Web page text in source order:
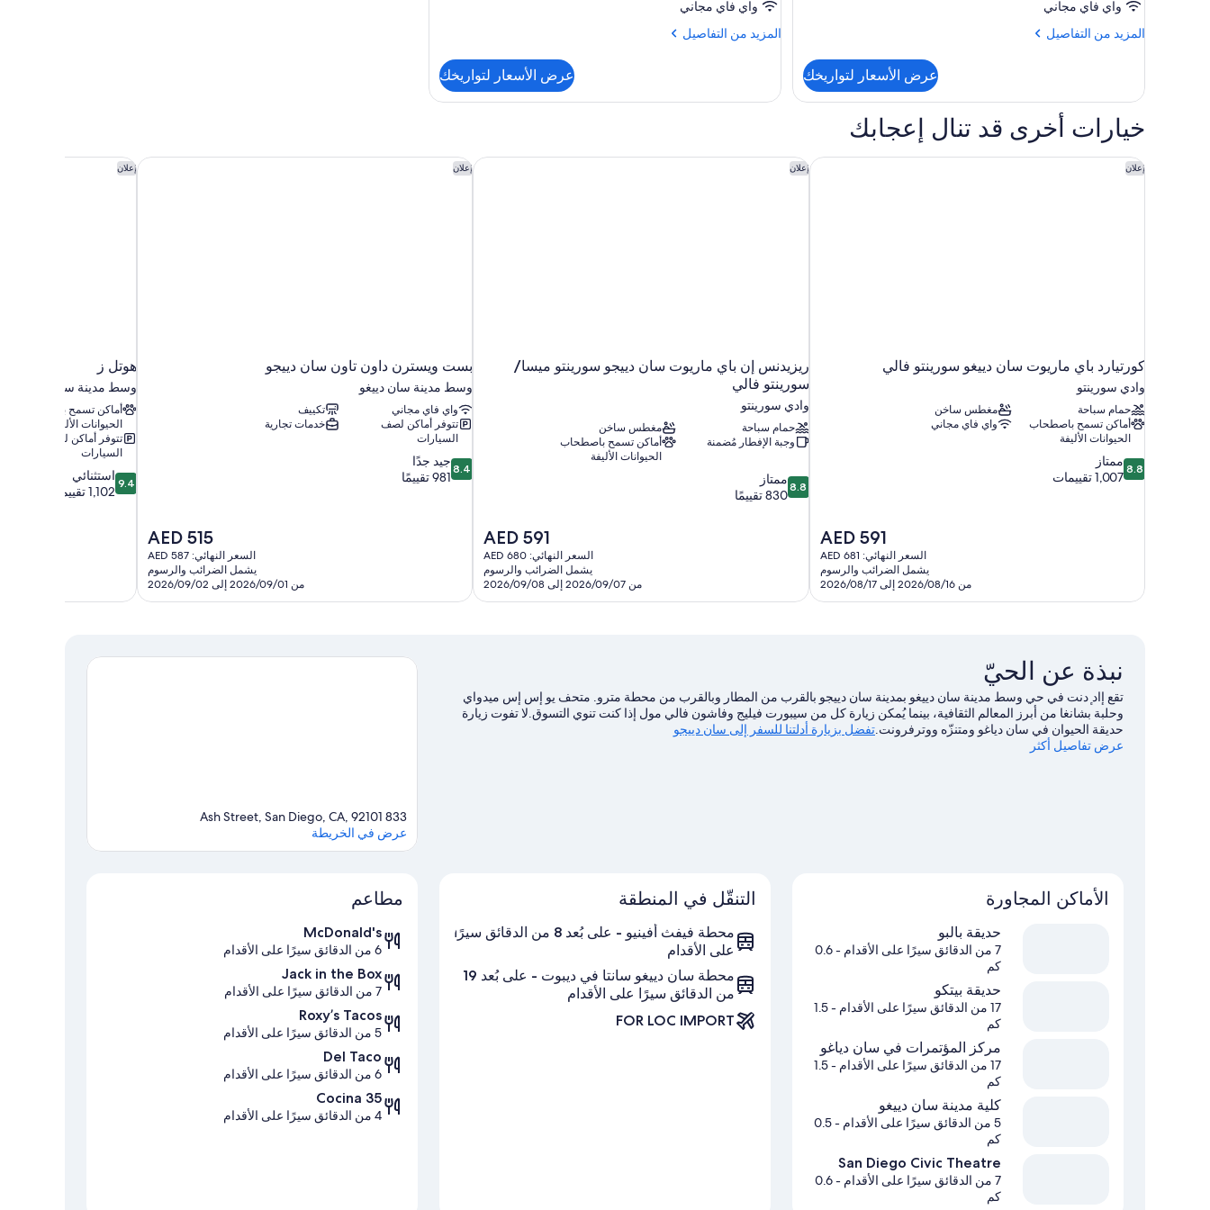
واي فاي مجاني
المزيد من التفاصيل
المزيد
الغرفة
عرض الأسعار لتواريخك
واي فاي مجاني
المزيد من التفاصيل
المزيد
الغرفة
عرض الأسعار لتواريخك
خيارات أخرى قد تنال إعجابك
إعلان
كورتيارد باي ماريوت سان دييغو سورينتو فالي
وادي سورينتو
حمام سباحة
مغطس ساخن
أماكن تسمح باصطحاب
الحيوانات الأليفة
واي فاي مجاني
8.8
من
8.8 ممتاز
1,007 تقييمات
السعر
الحالي
هو
AED
591
AED 591
السعر النهائي: AED 681
يشمل الضرائب والرسوم
من 2026/08/16 إلى 2026/08/17
كورتيارد باي ماريوت سان دييغو سورينتو فالي إعلان
ريزيدنس إن باي ماريوت سان دييجو سورينتو ميسا/
سورينتو فالي
وادي سورينتو
حمام سباحة
مغطس ساخن
وجبة الإفطار مُضمنة
أماكن تسمح باصطحاب
الحيوانات الأليفة
8.8
من
8.8 ممتاز
830 تقييمًا
السعر
الحالي
هو
AED
591
AED 591
السعر النهائي: AED 680
يشمل الضرائب والرسوم
من 2026/09/07 إلى 2026/09/08
ريزيدنس إن باي ماريوت سان دييجو سورينتو ميسا/سورينتو فالي
إعلان
بست ويسترن داون تاون سان دييجو
وسط مدينة سان دييغو
واي فاي مجاني
تكييف
تتوفر أماكن لصف
السيارات
خدمات تجارية
8.4
من
8.4جيد جدًا
981 تقييمًا
السعر
الحالي
هو
AED
515
AED 515
السعر النهائي: AED 587
يشمل الضرائب والرسوم
من 2026/09/01 إلى 2026/09/02
بست ويسترن داون تاون سان دييجو إعلان
هوتل ز
وسط مدينة سان دييغو
أماكن تسمح باصطحاب
الحيوانات الأليفة
تتوفر أماكن لصف
السيارات
9.4
من
9.4استثنائي
1,102 تقييم
هوتل ز
نبذة عن الحيّ
تقع إاد ٕدنت في حي وسط مدينة سان دييغو بمدينة سان دييجو بالقرب من المطار وبالقرب من محطة مترو. متحف يو إس إس ميدواي
وحلبة بشانغا من أبرز المعالم الثقافية، بينما يُمكن زيارة كل من سيبورت فيليج وفاشون فالي مول إذا كنت تنوي التسوق.لا تفوت زيارة
حديقة الحيوان في سان دياغو ومتنزّه ووترفرونت.تفضل بزيارة أدلتنا للسفر إلى سان دييجو
عرض تفاصيل أكثر
833 Ash Street, San Diego, CA, 92101
عرض في الخريطة
الأماكن المجاورة
حديقة بالبو
7 من الدقائق سيرًا على الأقدام
- 0.6
كم
حديقة بيتكو
17 من الدقائق سيرًا على الأقدام
- 1.5
كم
مركز المؤتمرات في سان دياغو
17 من الدقائق سيرًا على الأقدام
- 1.5
كم
كلية مدينة سان دييغو
5 من الدقائق سيرًا على الأقدام
- 0.5
كم
San Diego Civic Theatre
7 من الدقائق سيرًا على الأقدام
- 0.6
كم
التنقّل في المنطقة
محطة فيفث أفينيو - على بُعد 8 من الدقائق سيرًا
على الأقدام
محطة سان دييغو سانتا في ديبوت - على بُعد 19
من الدقائق سيرًا على الأقدام
FOR LOC IMPORT
مطاعم
McDonald's
6 من الدقائق سيرًا على الأقدام
Jack in the Box
7 من الدقائق سيرًا على الأقدام
Roxy’s Tacos
5 من الدقائق سيرًا على الأقدام
Del Taco
6 من الدقائق سيرًا على الأقدام
Cocina 35
4 من الدقائق سيرًا على الأقدام